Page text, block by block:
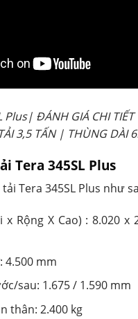
Plus| ĐÁNH GIÁ CHI
3,5 TẤN | THÙNG DÀI
Tera 345SL Plus
Tera 345SL Plus như
Rộng X Cao) : 8.020 x
4.500 mm
sau: 1.675 / 1.590 mm
thân: 2.400 kg